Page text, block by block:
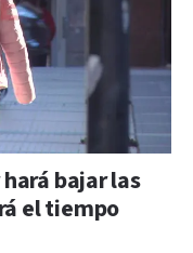
bajar las
el tiempo